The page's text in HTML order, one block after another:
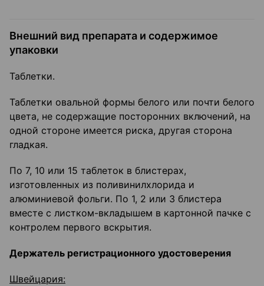
Внешний вид препарата и содержимое
упаковки
Таблетки.
Таблетки овальной формы белого или почти белого
цвета, не содержащие посторонних включений, на
одной стороне имеется риска, другая сторона
гладкая.
По 7, 10 или 15 таблеток в блистерах,
изготовленных из поливинилхлорида и
алюминиевой фольги. По 1, 2 или 3 блистера
вместе с листком-вкладышем в картонной пачке с
контролем первого вскрытия.
Держатель регистрационного удостоверения
Швейцария: